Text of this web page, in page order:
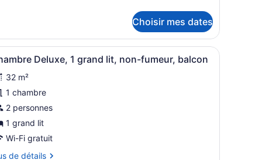
Choisir mes dates
Chambre Deluxe, 1 grand lit, non-
6 Deluxe, 1 grand lit, non-fumeur, balcon
32 m²
1 chambre
2 personnes
1 grand lit
Wi-Fi gratuit
de détails